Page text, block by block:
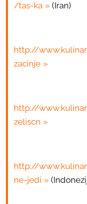
/tas-ka
(Iran)
http://
zacinje
http://
zeliscn
http://
ne-jedi